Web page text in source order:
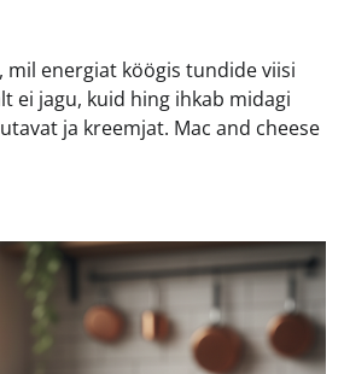
energiat köögis tundide viisi
ei jagu, kuid hing ihkab midagi
ja kreemjat. Mac and cheese